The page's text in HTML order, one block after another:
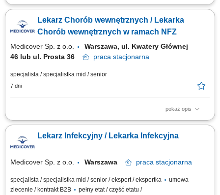
Będziesz odpowiedzialny/-a za: kompleksową opiekę nad pacjentem,
zachowanie wysokich standardów medycznych. Dołącz do naszej ekipy
medycznej i stań się #bohaterem opieki zdrowotnej! Szukamy Ciebie, jeśli​
Lekarz Chorób wewnętrznych / Lekarka
Chorób wewnętrznych w ramach NFZ
Medicover Sp. z o.o.
Warszawa, ul. Kwatery Głównej
46 lub ul. Prosta 36
praca stacjonarna
specjalista / specjalistka mid / senior
7 dni
pokaż opis
Opis stanowiska Udzielanie świadczeń medycznych pacjentom w ramach
podejmowanie decyzji diagnostycznych i terapeutycznych. Prowadzenie
elektronicznej dokumentacji medycznej zgodnie z obowiązującymi
Lekarz Infekcyjny / Lekarka Infekcyjna
Medicover Sp. z o.o. Warszawa praca stacjonarna
specjalista / specjalistka mid / senior / ekspert / ekspertka
umowa
zlecenie / kontrakt B2B
pełny etat / część etatu /